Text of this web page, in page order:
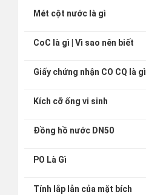
Mét cột nước là gì
CoC là gì | Vì sao nên biết
Giấy chứng nhận CO CQ là gì
Kích cỡ ống vi sinh
Đồng hồ nước DN50
PO Là Gì
Tính lắp lẫn của mặt bích